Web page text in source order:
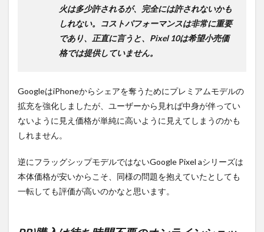
火は多少許されるが、完全には許されないかも
しれない。コストパフォーマンスは非常に重要
であり、正直に言うと、Pixel 10は希望小売価
格では提供していません。
GoogleはiPhoneからシェアを奪うためにプレミアムモデルの
拡充を強化しましたが、ユーザーから見れば中身が伴ってい
ないように見え価格が単純に高いように見えてしまうのかも
しれません。
逆にフラッグシップモデルではないGoogle Pixel aシリーズは
本体価格が安いからこそ、同様の問題を抱えていたとしても
一転しても評価が高いのかなと思います。